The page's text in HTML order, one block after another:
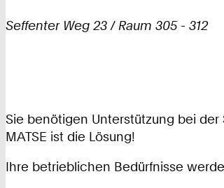
Seffenter Weg 23 / Raum 305 - 312
Sie benötigen Unterstützung bei
MATSE ist die Lösung!
Ihre betrieblichen Bedürfnisse